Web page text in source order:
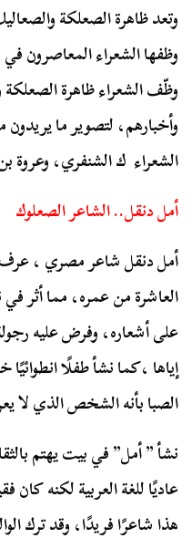
وتعد ظاهرة الصعلكة
وظفها الشعراء المعاصرون
وظّف الشعراء ظاهرة الصعلكة
وأخبارهم، لتصوير ما
الشعراء ك الشنفري، وعروة
أمل دنقل.. الشاعر الصعلوك
أمل دنقل شاعر مصري ، عرف
العاشرة من عمره، مما أثر
على أشعاره، وفرض عليه
إياها ،كما نشأ طفلًا
الصبا بأنه الشخص الذي لا
نشأ ” أمل” في بيت يهتم
عاديًا للغة العربية لكنه كان
هذا شاعرًا فريدًا، وقد ترك